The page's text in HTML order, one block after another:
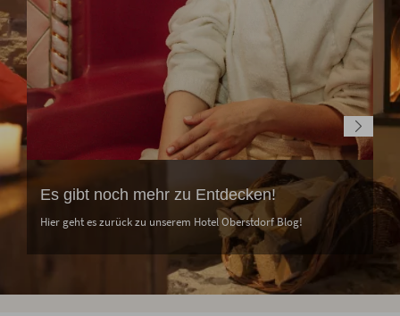
Es gibt noch mehr zu Entdecken!
Hier geht es zurück zu unserem Hotel Oberstdorf Blog!